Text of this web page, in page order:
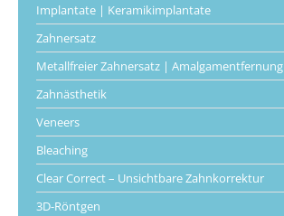
Implantate | Keramikimplantate
Zahnersatz
Metallfreier Zahnersatz | Amalgamentfernung
Zahnästhetik
Veneers
Bleaching
Clear Correct – Unsichtbare Zahnkorrektur
3D-Röntgen